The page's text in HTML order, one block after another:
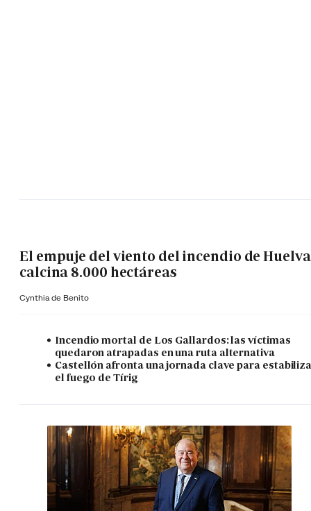
El empuje del viento del incendio de Huelva
calcina 8.000 hectáreas
Cynthia de Benito
Incendio mortal de Los Gallardos: las víctimas
quedaron atrapadas en una ruta alternativa
Castellón afronta una jornada clave para
el fuego de Tírig